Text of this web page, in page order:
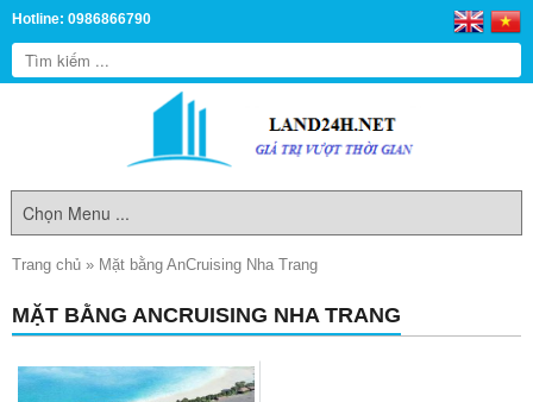
Hotline: 0986866790
Trang chủ » Mặt bằng AnCruising Nha Trang
MẶT BẰNG ANCRUISING NHA TRANG